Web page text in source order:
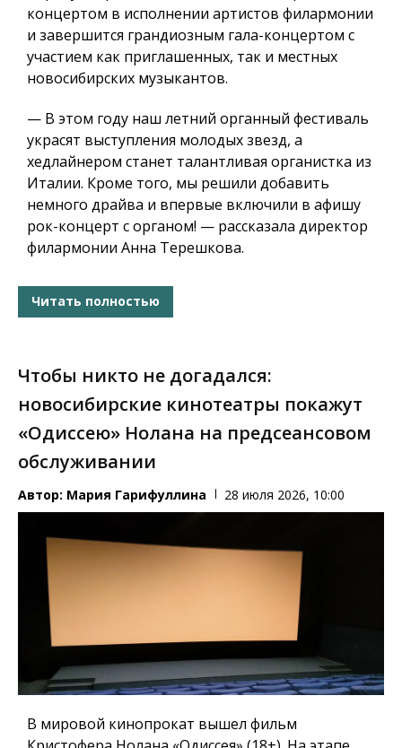
концертом в исполнении артистов филармонии
и завершится грандиозным гала-концертом с
участием как приглашенных, так и местных
новосибирских музыкантов.
— В этом году наш летний органный фестиваль
украсят выступления молодых звезд, а
хедлайнером станет талантливая органистка из
Италии. Кроме того, мы решили добавить
немного драйва и впервые включили в афишу
рок-концерт с органом! — рассказала директор
филармонии Анна Терешкова.
Читать полностью
Чтобы никто не догадался:
новосибирские кинотеатры покажут
«Одиссею» Нолана на предсеансовом
обслуживании
Автор: Мария Гарифуллина 28 июля 2026, 10:00
В мировой кинопрокат вышел фильм